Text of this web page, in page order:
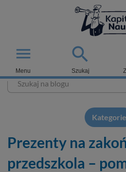

Szukaj
menu
Menu
Kategorie
Prezenty na
przedszkola –